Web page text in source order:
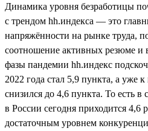
Динамика уровня безработицы
с трендом hh.индекса — это
напряжённости на рынке труда,
соотношение активных резюме и
фазы пандемии hh.индекс
2022 года стал 5,9 пункта, а уже
снизился до 4,6 пункта. То есть
в России сегодня приходится
достаточным уровнем